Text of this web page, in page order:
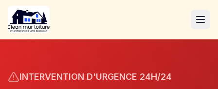
INTERVENTION D'URGENCE 24H/24